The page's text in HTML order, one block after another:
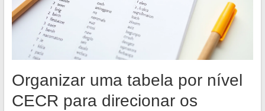
Organizar uma tabela por nível
CECR para direcionar os